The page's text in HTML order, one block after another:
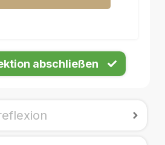
abschließen